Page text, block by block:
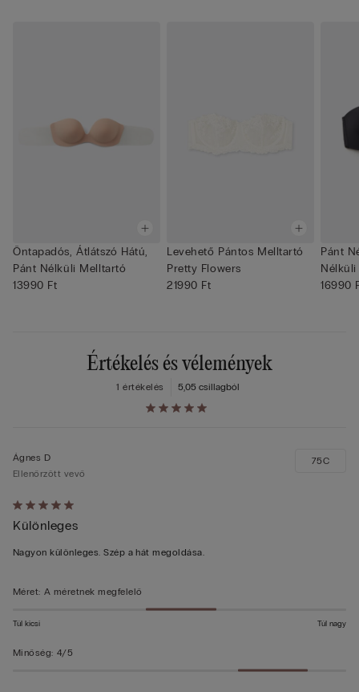
Öntapadós, Átlátszó Hátú,
Pánt Nélküli Melltartó
13990 Ft
Levehető Pántos Melltartó
Pretty Flowers
21990 Ft
Pánt
16990
Értékelés és vélemények
5,05 csillagból
1 értékelés
Értékelés:
5/5
Ágnes D
Ellenőrzött vevő
Különleges
Nagyon különleges. Szép a hát megoldása.
75C
Méret: A méretnek megfelelő
Túl kicsi Túl nagy
Minőség: 4/5